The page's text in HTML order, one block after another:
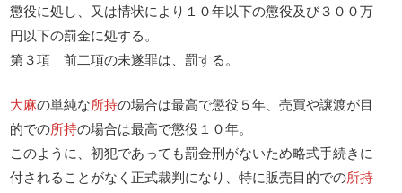
懲役に処し、又は情状により１０年以下の懲役及び３００万
円以下の罰金に処する。
第３項 前二項の未遂罪は、罰する。
大麻の単純な所持の場合は最高で懲役５年、売買や譲渡が目
的での所持の場合は最高で懲役１０年。
このように、初犯であっても罰金刑がないため略式手続きに
付されることがなく正式裁判になり、特に販売目的での所持